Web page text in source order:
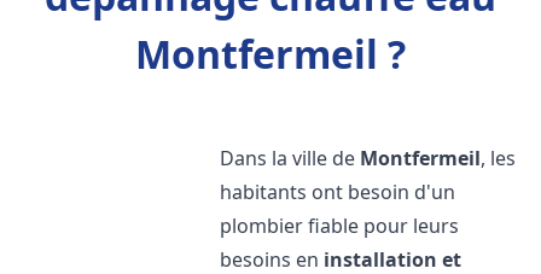
Montfermeil ?
Dans la ville de Montfermeil, les
habitants ont besoin d'un
plombier fiable pour leurs
besoins en installation et